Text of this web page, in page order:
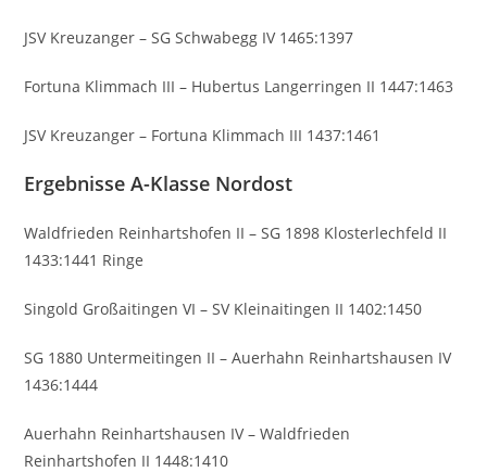
JSV Kreuzanger – SG Schwabegg IV 1465:1397
Fortuna Klimmach III – Hubertus Langerringen II 1447:1463
JSV Kreuzanger – Fortuna Klimmach III 1437:1461
Ergebnisse A-Klasse Nordost
Waldfrieden Reinhartshofen II – SG 1898 Klosterlechfeld II
1433:1441 Ringe
Singold Großaitingen VI – SV Kleinaitingen II 1402:1450
SG 1880 Untermeitingen II – Auerhahn Reinhartshausen IV
1436:1444
Auerhahn Reinhartshausen IV – Waldfrieden
Reinhartshofen II 1448:1410